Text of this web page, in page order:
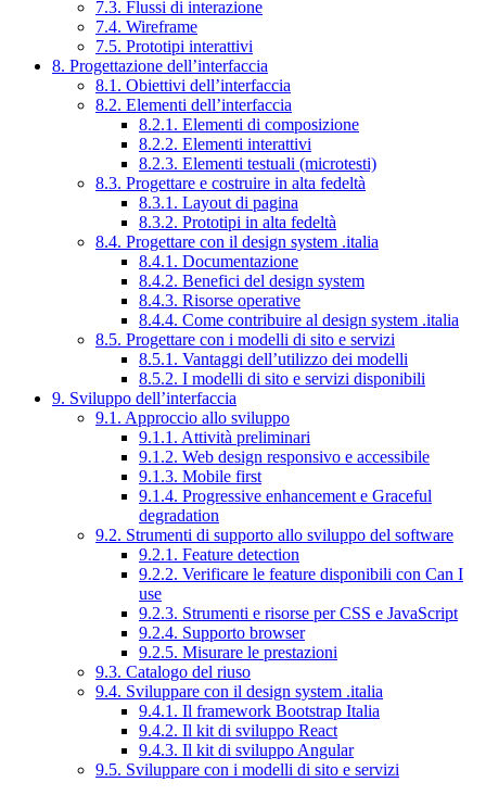
7.3. Flussi di interazione
7.4. Wireframe
7.5. Prototipi interattivi
8. Progettazione dell’interfaccia
8.1. Obiettivi dell’interfaccia
8.2. Elementi dell’interfaccia
8.2.1. Elementi di composizione
8.2.2. Elementi interattivi
8.2.3. Elementi testuali (microtesti)
8.3. Progettare e costruire in alta fedeltà
8.3.1. Layout di pagina
8.3.2. Prototipi in alta fedeltà
8.4. Progettare con il design system .italia
8.4.1. Documentazione
8.4.2. Benefici del design system
8.4.3. Risorse operative
8.4.4. Come contribuire al design system .italia
8.5. Progettare con i modelli di sito e servizi
8.5.1. Vantaggi dell’utilizzo dei modelli
8.5.2. I modelli di sito e servizi disponibili
9. Sviluppo dell’interfaccia
9.1. Approccio allo sviluppo
9.1.1. Attività preliminari
9.1.2. Web design responsivo e accessibile
9.1.3. Mobile first
9.1.4. Progressive enhancement e Graceful
degradation
9.2. Strumenti di supporto allo sviluppo del software
9.2.1. Feature detection
9.2.2. Verificare le feature disponibili con Can I
use
9.2.3. Strumenti e risorse per CSS e JavaScript
9.2.4. Supporto browser
9.2.5. Misurare le prestazioni
9.3. Catalogo del riuso
9.4. Sviluppare con il design system .italia
9.4.1. Il framework Bootstrap Italia
9.4.2. Il kit di sviluppo React
9.4.3. Il kit di sviluppo Angular
9.5. Sviluppare con i modelli di sito e servizi